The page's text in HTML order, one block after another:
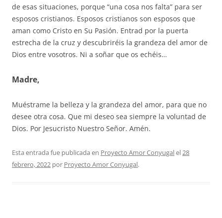
de esas situaciones, porque “una cosa nos falta” para ser
esposos cristianos. Esposos cristianos son esposos que
aman como Cristo en Su Pasión. Entrad por la puerta
estrecha de la cruz y descubriréis la grandeza del amor de
Dios entre vosotros. Ni a soñar que os echéis…
Madre,
Muéstrame la belleza y la grandeza del amor, para que no
desee otra cosa. Que mi deseo sea siempre la voluntad de
Dios. Por Jesucristo Nuestro Señor. Amén.
Esta entrada fue publicada en Proyecto Amor Conyugalel28
febrero, 2022 por Proyecto Amor Conyugal.